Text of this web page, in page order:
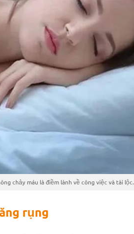
chảy máu là điềm lành về công việc và tài lộc.
rụng